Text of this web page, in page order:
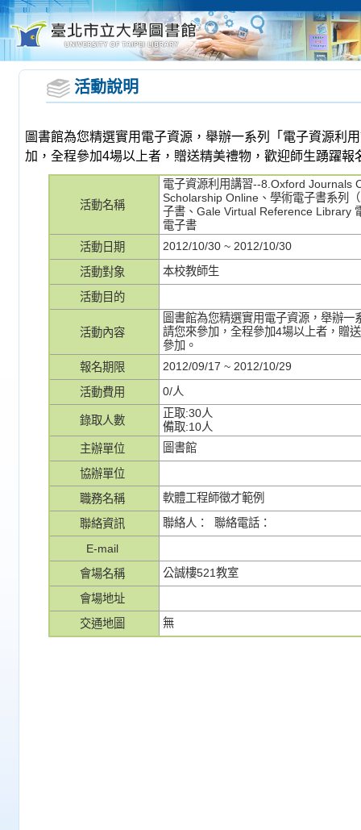
活動說明
圖書館為您精選實用電子資源，舉辦一系列「電子資源利
加，全程參加4場以上者，贈送精美禮物，歡迎師生踴躍報
活動名稱
電子資源利用講習--8.Oxford Journals
Scholarship Online、學術電子書系列
子書、Gale Virtual Reference Library
電子書
活動日期
2012/10/30 ~ 2012/10/30
活動對象
本校教師生
活動目的
活動內容
圖書館為您精選實用電子資源，舉辦
請您來參加，全程參加4場以上者，贈
參加。
報名期限
2012/09/17 ~ 2012/10/29
活動費用
0/人
錄取人數
正取:30人
備取:10人
主辦單位
圖書館
協辦單位
職務名稱
軟體工程師徵才範例
聯絡資訊
聯絡人： 聯絡電話：
E-mail
會場名稱
公誠樓521教室
會場地址
交通地圖
無